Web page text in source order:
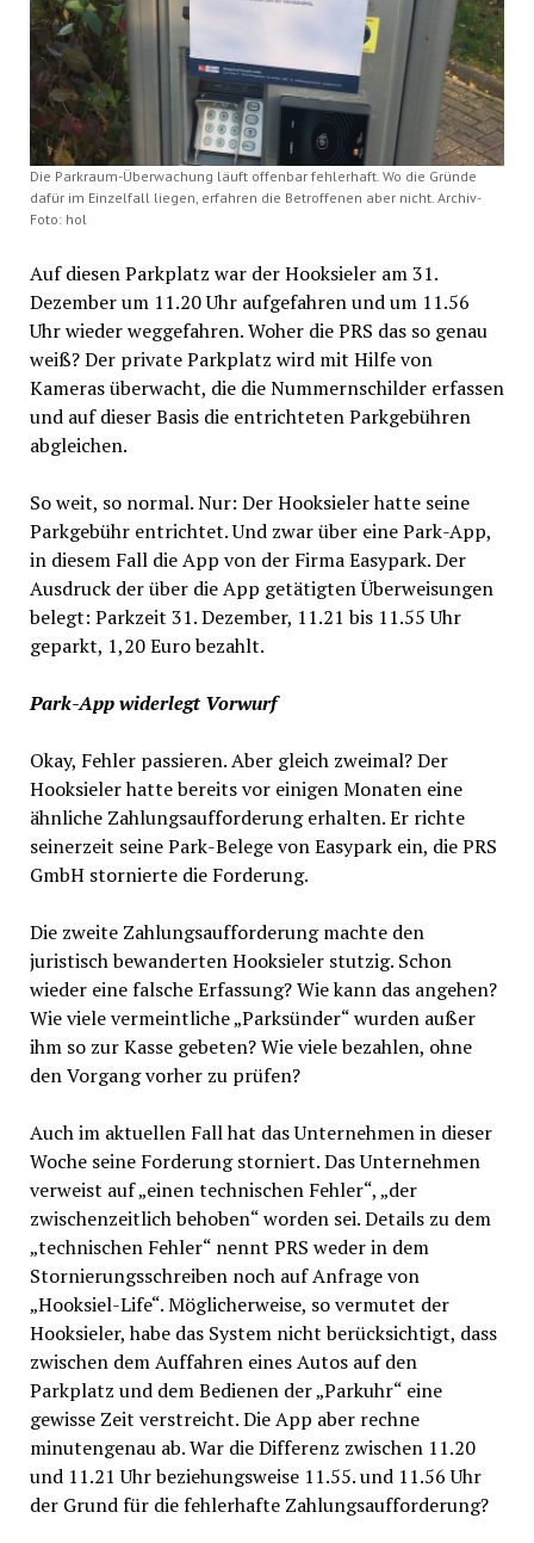
Die Parkraum-Überwachung läuft offenbar fehlerhaft. Wo die Gründe
dafür im Einzelfall liegen, erfahren die Betroffenen aber nicht. Archiv-
Foto: hol
Auf diesen Parkplatz war der Hooksieler am 31.
Dezember um 11.20 Uhr aufgefahren und um 11.56
Uhr wieder weggefahren. Woher die PRS das so genau
weiß? Der private Parkplatz wird mit Hilfe von
Kameras überwacht, die die Nummernschilder erfassen
und auf dieser Basis die entrichteten Parkgebühren
abgleichen.
So weit, so normal. Nur: Der Hooksieler hatte seine
Parkgebühr entrichtet. Und zwar über eine Park-App,
in diesem Fall die App von der Firma Easypark. Der
Ausdruck der über die App getätigten Überweisungen
belegt: Parkzeit 31. Dezember, 11.21 bis 11.55 Uhr
geparkt, 1,20 Euro bezahlt.
Park-App widerlegt Vorwurf
Okay, Fehler passieren. Aber gleich zweimal? Der
Hooksieler hatte bereits vor einigen Monaten eine
ähnliche Zahlungsaufforderung erhalten. Er richte
seinerzeit seine Park-Belege von Easypark ein, die PRS
GmbH stornierte die Forderung.
Die zweite Zahlungsaufforderung machte den
juristisch bewanderten Hooksieler stutzig. Schon
wieder eine falsche Erfassung? Wie kann das angehen?
Wie viele vermeintliche „Parksünder“ wurden außer
ihm so zur Kasse gebeten? Wie viele bezahlen, ohne
den Vorgang vorher zu prüfen?
Auch im aktuellen Fall hat das Unternehmen in dieser
Woche seine Forderung storniert. Das Unternehmen
verweist auf „einen technischen Fehler“, „der
zwischenzeitlich behoben“ worden sei. Details zu dem
„technischen Fehler“ nennt PRS weder in dem
Stornierungsschreiben noch auf Anfrage von
„Hooksiel-Life“. Möglicherweise, so vermutet der
Hooksieler, habe das System nicht berücksichtigt, dass
zwischen dem Auffahren eines Autos auf den
Parkplatz und dem Bedienen der „Parkuhr“ eine
gewisse Zeit verstreicht. Die App aber rechne
minutengenau ab. War die Differenz zwischen 11.20
und 11.21 Uhr beziehungsweise 11.55. und 11.56 Uhr
der Grund für die fehlerhafte Zahlungsaufforderung?